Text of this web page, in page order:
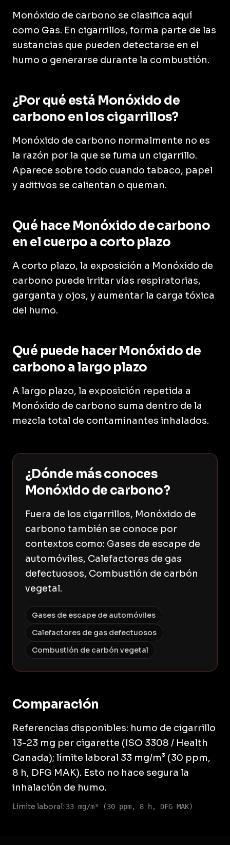
Monóxido de carbono se clasifica aquí
como Gas. En cigarrillos, forma parte de las
sustancias que pueden detectarse en el
humo o generarse durante la combustión.
¿Por qué está Monóxido de
carbono en los cigarrillos?
Monóxido de carbono normalmente no es
la razón por la que se fuma un cigarrillo.
Aparece sobre todo cuando tabaco, papel
y aditivos se calientan o queman.
Qué hace Monóxido de carbono
en el cuerpo a corto plazo
A corto plazo, la exposición a Monóxido de
carbono puede irritar vías respiratorias,
garganta y ojos, y aumentar la carga tóxica
del humo.
Qué puede hacer Monóxido de
carbono a largo plazo
A largo plazo, la exposición repetida a
Monóxido de carbono suma dentro de la
mezcla total de contaminantes inhalados.
¿Dónde más conoces
Monóxido de carbono?
Fuera de los cigarrillos, Monóxido de
carbono también se conoce por
contextos como: Gases de escape de
automóviles, Calefactores de gas
defectuosos, Combustión de carbón
vegetal.
Gases de escape de automóviles
Calefactores de gas defectuosos
Combustión de carbón vegetal
Comparación
Referencias disponibles: humo de cigarrillo
13-23 mg per cigarette (ISO 3308 / Health
Canada); límite laboral 33 mg/m³ (30 ppm,
8 h, DFG MAK). Esto no hace segura la
inhalación de humo.
Límite laboral: 33 mg/m³ (30 ppm, 8 h, DFG MAK)